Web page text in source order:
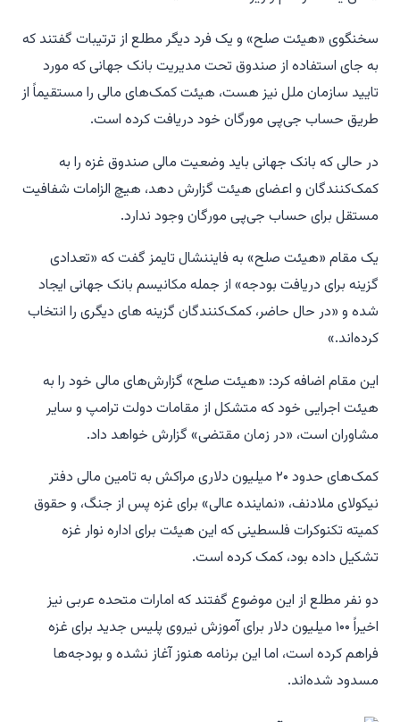
سخنگوی «هیئت صلح» و یک فرد دیگر مطلع از ترتیبات گفتند که
به جای استفاده از صندوق تحت مدیریت بانک جهانی که مورد
تایید سازمان ملل نیز هست، هیئت کمک‌های مالی را مستقیماً از
طریق حساب جی‌پی مورگان خود دریافت کرده است.
در حالی که بانک جهانی باید وضعیت مالی صندوق غزه را به
کمک‌کنندگان و اعضای هیئت گزارش دهد، هیچ الزامات شفافیت
مستقل برای حساب جی‌پی مورگان وجود ندارد.
یک مقام «هیئت صلح» به فایننشال تایمز گفت که «تعدادی
گزینه برای دریافت بودجه» از جمله مکانیسم بانک جهانی ایجاد
شده و «در حال حاضر، کمک‌کنندگان گزینه های دیگری را انتخاب
کرده‌اند.»
این مقام اضافه کرد: «هیئت صلح» گزارش‌های مالی خود را به
هیئت اجرایی خود که متشکل از مقامات دولت ترامپ و سایر
مشاوران است، «در زمان مقتضی» گزارش خواهد داد.
کمک‌های حدود ۲۰ میلیون دلاری مراکش به تامین مالی دفتر
نیکولای ملادنف، «نماینده عالی» برای غزه پس از جنگ، و حقوق
کمیته تکنوکرات فلسطینی که این هیئت برای اداره نوار غزه
تشکیل داده بود، کمک کرده است.
دو نفر مطلع از این موضوع گفتند که امارات متحده عربی نیز
اخیراً ۱۰۰ میلیون دلار برای آموزش نیروی پلیس جدید برای غزه
فراهم کرده است، اما این برنامه هنوز آغاز نشده و بودجه‌ها
مسدود شده‌اند.